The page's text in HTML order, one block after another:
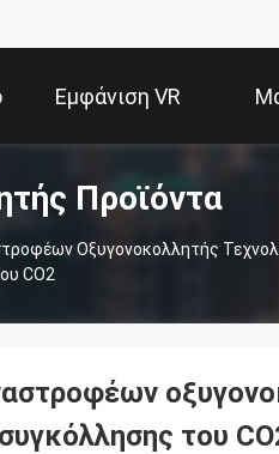
Εμφάνιση VR
Προϊόντα
Οξυγονοκολλητής
CO2
του